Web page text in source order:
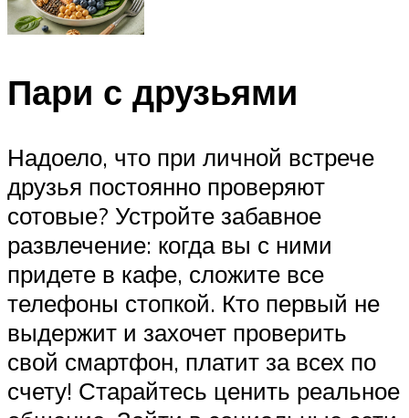
Пари с друзьями
Надоело, что при личной встрече
друзья постоянно проверяют
сотовые? Устройте забавное
развлечение: когда вы с ними
придете в кафе, сложите все
телефоны стопкой. Кто первый не
выдержит и захочет проверить
свой смартфон, платит за всех по
счету! Старайтесь ценить реальное